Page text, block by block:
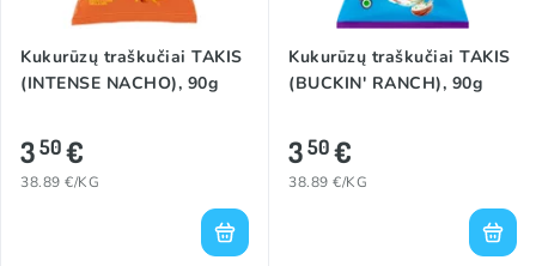
Kukurūzų traškučiai TAKIS
(INTENSE NACHO), 90g
350€
38.89 €/KG
Kukurūzų traškučiai TAKIS
(BUCKIN' RANCH), 90g
350€
38.89 €/KG